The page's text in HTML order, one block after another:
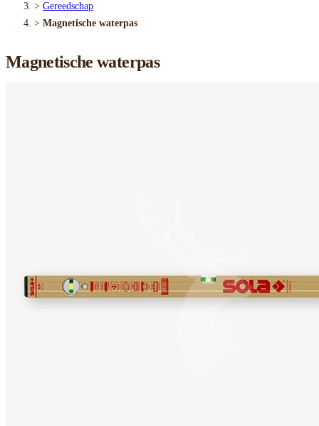
> Gereedschap
> Magnetische waterpas
Magnetische waterpas